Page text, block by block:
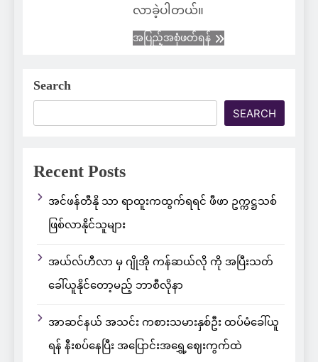
လာခဲ့ပါတယ်။
အပြည့်အစုံဖတ်ရန်
Search
SEARCH
Recent Posts
အင်ဖန်တီနို သာ ရာထူးကထွက်ရရင် ဖီဖာ ဥက္ကဋ္ဌသစ်
ဖြစ်လာနိုင်သူများ
အယ်လ်ဟီလာ မှ ဂျိုအို ကန်ဆယ်လို ကို အပြီးသတ်
ခေါ်ယူနိုင်တော့မည့် ဘာစီလိုနာ
အာဆင်နယ် အသင်း ကစားသမားနှစ်ဦး ထပ်မံခေါ်ယူ
ရန် နီးစပ်နေပြီး အပြောင်းအရွှေ့ဈေးကွက်ထဲ